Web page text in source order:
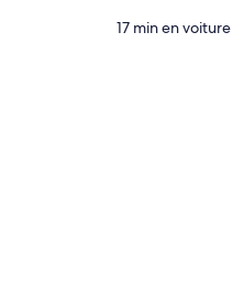
‪17 min en voiture‬